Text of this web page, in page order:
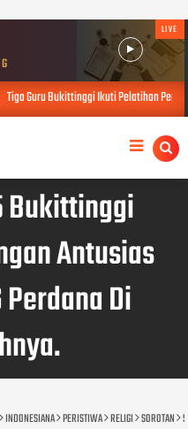
LIVE
Tiga Guru Bukittinggi Ikuti Pelatihan
Bukittinggi
Antusias
Di
INDONESIANA PERISTIWA RELIGI SOROTAN